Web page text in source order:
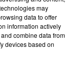
14h18
14h18
may
data to offer
information actively
combine data from
devices based on